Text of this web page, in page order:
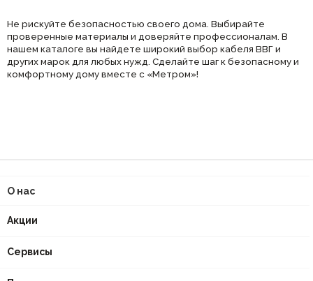
Не рискуйте безопасностью своего дома. Выбирайте
проверенные материалы и доверяйте профессионалам. В
нашем каталоге вы найдете широкий выбор кабеля ВВГ и
других марок для любых нужд. Сделайте шаг к безопасному и
комфортному дому вместе с «Метром»!
О нас
Акции
Сервисы